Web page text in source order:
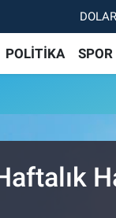
DOLAR
EURO
POLİTİKA SPOR